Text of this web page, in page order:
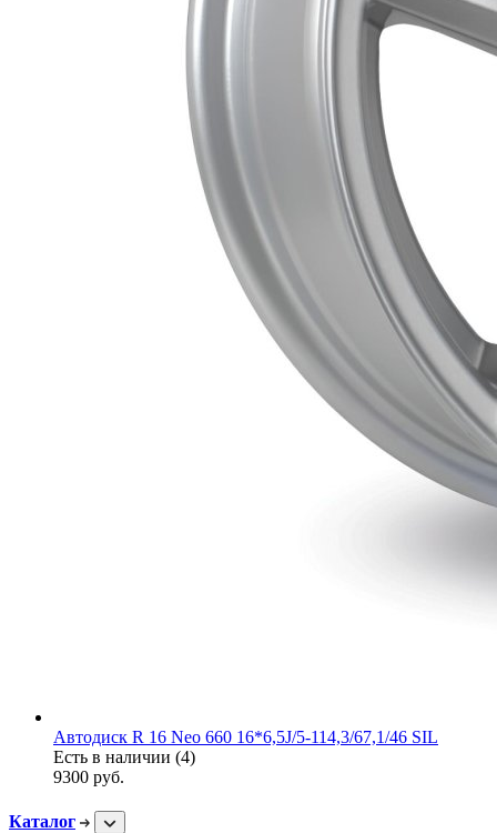
Автодиск R 16 Neo 660 16*6,5J/5-114,3/67,1/46 SIL
Есть в наличии (4)
9300 руб.
Каталог